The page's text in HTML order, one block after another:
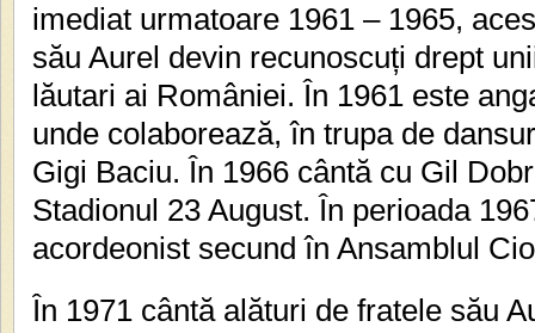
imediat urmatoare 1961 – 1965,
său Aurel devin recunoscuți drept
lăutari ai României. În 1961 este
unde colaborează, în trupa de
Gigi Baciu. În 1966 cântă cu Gil
Stadionul 23 August. În perioada
acordeonist secund în Ansamblul
În 1971 cântă alături de fratele său